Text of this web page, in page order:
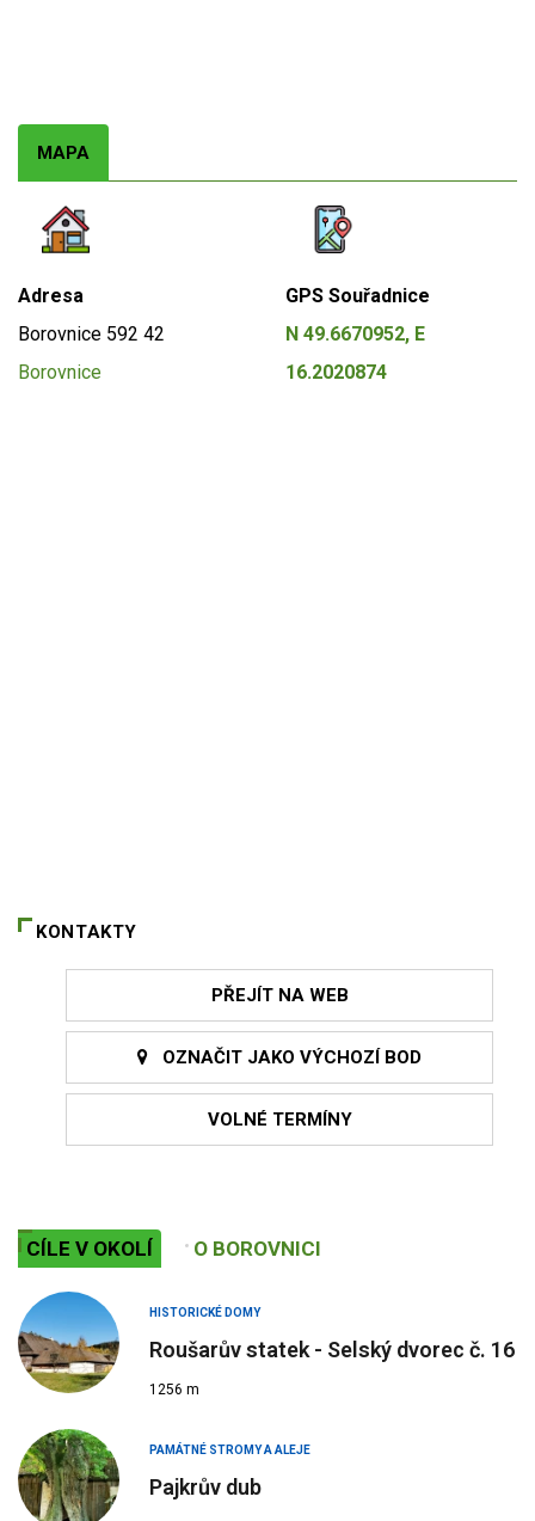
MAPA
Adresa
Borovnice 592 42
Borovnice
GPS Souřadnice
N 49.6670952, E
16.2020874
KONTAKTY
PŘEJÍT NA WEB
OZNAČIT JAKO VÝCHOZÍ BOD
VOLNÉ TERMÍNY
CÍLE V OKOLÍ O BOROVNICI
HISTORICKÉ DOMY
Roušarův statek - Selský dvorec č. 16
1256 m
PAMÁTNÉ STROMY A ALEJE
Pajkrův dub